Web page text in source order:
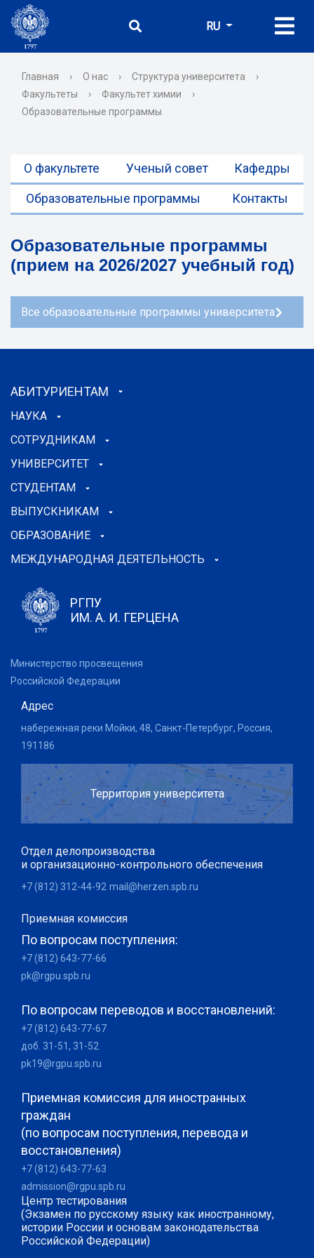
RU
Главная › О нас › Структура университета
›
Факультеты
› Факультет химии
›
Образовательные программы
О факультете Ученый совет Кафедры
Образовательные программы Контакты
Образовательные программы
(прием на 2026/2027 учебный год)
Все образовательные программы университета
АБИТУРИЕНТАМ
НАУКА
СОТРУДНИКАМ
УНИВЕРСИТЕТ
СТУДЕНТАМ
ВЫПУСКНИКАМ
ОБРАЗОВАНИЕ
МЕЖДУНАРОДНАЯ ДЕЯТЕЛЬНОСТЬ
РГПУ
ИМ. А. И. ГЕРЦЕНА
Министерство просвещения
Российской Федерации
Адрес
набережная реки Мойки, 48, Санкт-Петербург, Россия,
191186
Территория университета
Отдел делопроизводства
и организационно-контрольного обеспечения
+7 (812) 312-44-92 mail@herzen.spb.ru
Приемная комиссия
По вопросам поступления:
+7 (812) 643-77-66
pk@rgpu.spb.ru
По вопросам переводов и восстановлений:
+7 (812) 643-77-67
доб. 31-51, 31-52
pk19@rgpu.spb.ru
Приемная комиссия для иностранных
граждан
(по вопросам поступления, перевода и
восстановления)
+7 (812) 643-77-63
admission@rgpu.spb.ru
Центр тестирования
(Экзамен по русскому языку как иностранному,
истории России и основам законодательства
Российской Федерации)